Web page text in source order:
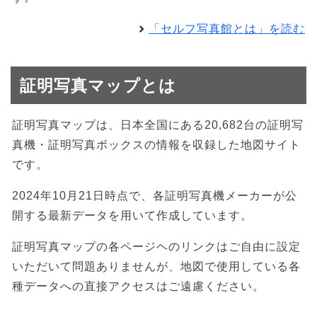
「セルフ写真館とは」を読む
証明写真マップとは
証明写真マップは、日本全国にある20,682台の証明写
真機・証明写真ボックスの情報を収録した地図サイト
です。
2024年10月21日時点で、各証明写真機メーカーが公
開する最新データを用いて作成しています。
証明写真マップの各ページヘのリンクはご自由に設定
いただいて問題ありませんが、地図で使用している各
種データへの直接アクセスはご遠慮ください。